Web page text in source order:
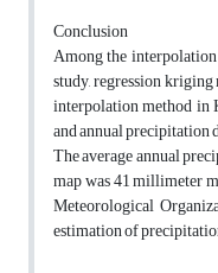
Conclusion
Among the
study, regression
interpolation method in
and annual precipitation
The average annual
map was 41 millimeter
Meteorological
estimation of